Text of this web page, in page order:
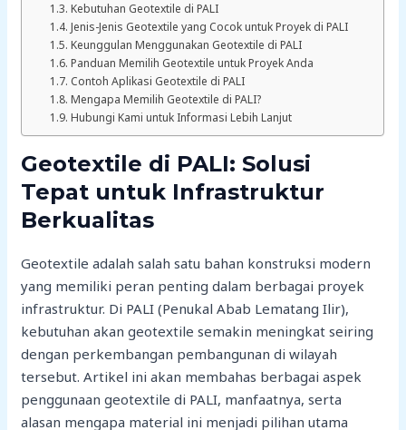
Kebutuhan Geotextile di PALI
Jenis-Jenis Geotextile yang Cocok untuk Proyek di PALI
Keunggulan Menggunakan Geotextile di PALI
Panduan Memilih Geotextile untuk Proyek Anda
Contoh Aplikasi Geotextile di PALI
Mengapa Memilih Geotextile di PALI?
Hubungi Kami untuk Informasi Lebih Lanjut
Geotextile di PALI: Solusi
Tepat untuk Infrastruktur
Berkualitas
Geotextile adalah salah satu bahan konstruksi modern
yang memiliki peran penting dalam berbagai proyek
infrastruktur. Di PALI (Penukal Abab Lematang Ilir),
kebutuhan akan geotextile semakin meningkat seiring
dengan perkembangan pembangunan di wilayah
tersebut. Artikel ini akan membahas berbagai aspek
penggunaan geotextile di PALI, manfaatnya, serta
alasan mengapa material ini menjadi pilihan utama